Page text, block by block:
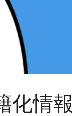
化情報